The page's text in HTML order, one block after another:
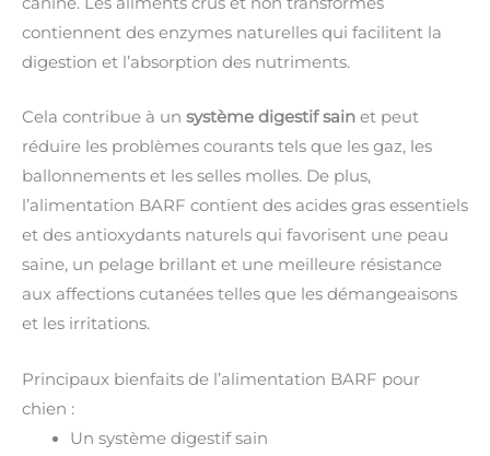
contiennent des enzymes naturelles qui facilitent la
digestion et l’absorption des nutriments.
Cela contribue à un système digestif sain et peut
réduire les problèmes courants tels que les gaz, les
ballonnements et les selles molles. De plus,
l’alimentation BARF contient des acides gras essentiels
et des antioxydants naturels qui favorisent une peau
saine, un pelage brillant et une meilleure résistance
aux affections cutanées telles que les démangeaisons
et les irritations.
Principaux bienfaits de l’alimentation BARF pour
chien :
Un système digestif sain